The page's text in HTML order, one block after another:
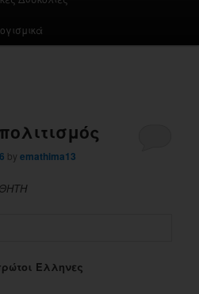
byemathima13
Έλληνες